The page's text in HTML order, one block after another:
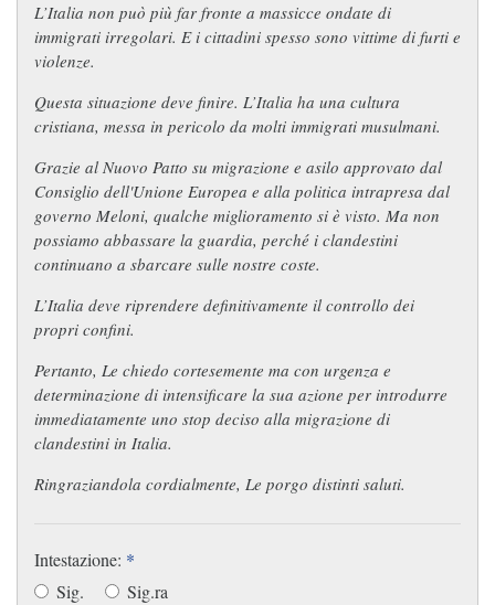
L’Italia non può più far fronte a massicce ondate di
immigrati irregolari. E i cittadini spesso sono vittime di furti e
violenze.
Questa situazione deve finire. L’Italia ha una cultura
cristiana, messa in pericolo da molti immigrati musulmani.
Grazie al Nuovo Patto su migrazione e asilo approvato dal
Consiglio dell'Unione Europea e alla politica intrapresa dal
governo Meloni, qualche miglioramento si è visto. Ma non
possiamo abbassare la guardia, perché i clandestini
continuano a sbarcare sulle nostre coste.
L’Italia deve riprendere definitivamente il controllo dei
propri confini.
Pertanto, Le chiedo cortesemente ma con urgenza e
determinazione di intensificare la sua azione per introdurre
immediatamente uno stop deciso alla migrazione di
clandestini in Italia.
Ringraziandola cordialmente, Le porgo distinti saluti.
Intestazione: *
Sig.
Sig.ra